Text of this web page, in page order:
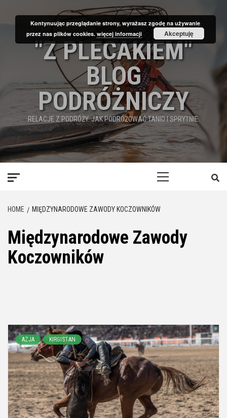
"Z PLECAKIEM"
BLOG
PODRÓŻNICZY
RELACJE Z PODRÓŻY. JAK PODRÓŻOWAĆ TANIO I SPRYTNIE.
HOME MIĘDZYNARODOWE ZAWODY KOCZOWNIKÓW
Międzynarodowe Zawody
Koczowników
AZJA KIRGISTAN
Kontynuując przeglądanie strony, wyrażasz zgodę na używanie
przez nas plików cookies.więcej informacji Akceptuję